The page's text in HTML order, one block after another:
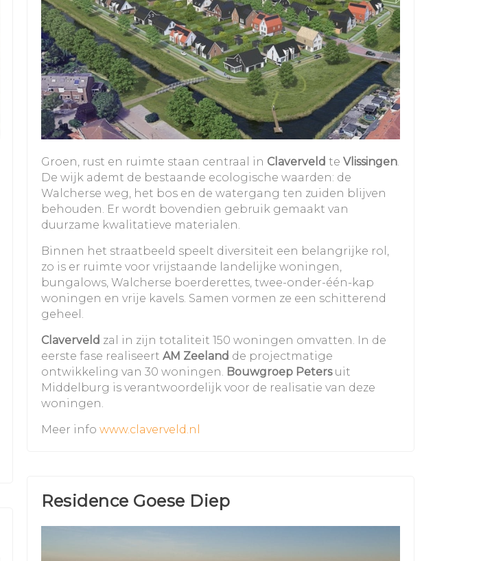
Groen, rust en ruimte staan centraal in Claverveld te Vlissingen.
De wijk ademt de bestaande ecologische waarden: de
Walcherse weg, het bos en de watergang ten zuiden blijven
behouden. Er wordt bovendien gebruik gemaakt van
duurzame kwalitatieve materialen.
Binnen het straatbeeld speelt diversiteit een belangrijke rol,
zo is er ruimte voor vrijstaande landelijke woningen,
bungalows, Walcherse boerderettes, twee-onder-één-kap
woningen en vrije kavels. Samen vormen ze een schitterend
geheel.
Claverveld zal in zijn totaliteit 150 woningen omvatten. In de
eerste fase realiseert AM Zeeland de projectmatige
ontwikkeling van 30 woningen. Bouwgroep Petersuit
Middelburg is verantwoordelijk voor de realisatie van deze
woningen.
Meer info www.claverveld.nl
Residence Goese Diep